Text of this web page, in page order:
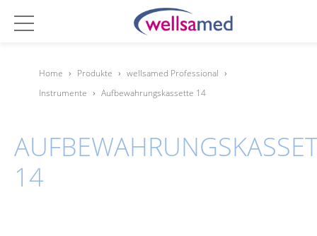
Home › Produkte › wellsamed Professional ›
Instrumente › Aufbewahrungskassette 14
14